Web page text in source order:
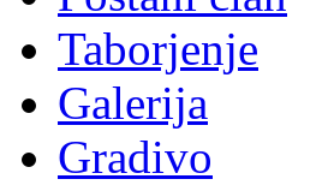
Taborjenje
Galerija
Gradivo